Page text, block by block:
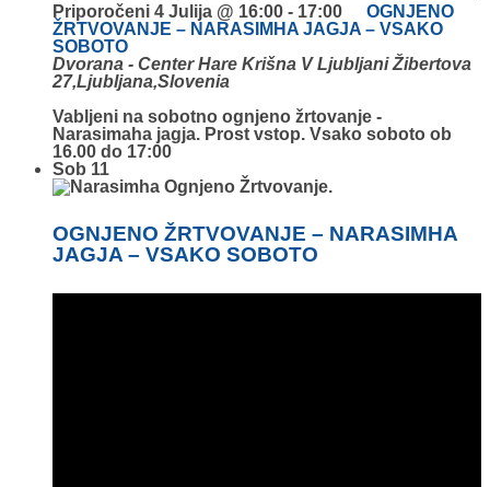
Priporočeni 4 Julija @ 16:00 - 17:00
OGNJENO
ŽRTVOVANJE – NARASIMHA JAGJA – VSAKO
SOBOTO
Dvorana - Center Hare Krišna V LjubljaniŽibertova
27,Ljubljana,Slovenia
Vabljeni na sobotno ognjeno žrtovanje -
Narasimaha jagja. Prost vstop. Vsako soboto ob
16.00 do 17:00
Sob 11
OGNJENO ŽRTVOVANJE – NARASIMHA
JAGJA – VSAKO SOBOTO